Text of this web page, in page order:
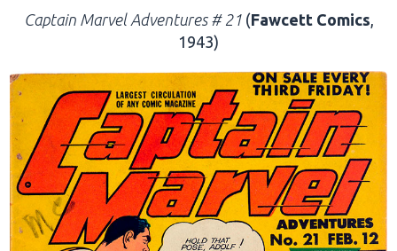
Captain Marvel Adventures # 21(Fawcett Comics,
1943)